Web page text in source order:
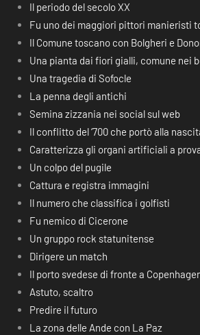
Il periodo del secolo XX
Fu uno dei maggiori pittori manieristi
Il Comune toscano con Bolgheri e
Una pianta dai fiori gialli, comune nei
Una tragedia di Sofocle
La penna degli antichi
Semina zizzania nei social sul web
Il conflitto del ‘700 che portò alla
Caratterizza gli organi artificiali a
Un colpo del pugile
Cattura e registra immagini
Il numero che classifica i golfisti
Fu nemico di Cicerone
Un gruppo rock statunitense
Dirigere un match
Il porto svedese di fronte a
Astuto, scaltro
Predire il futuro
La zona delle Ande con La Paz